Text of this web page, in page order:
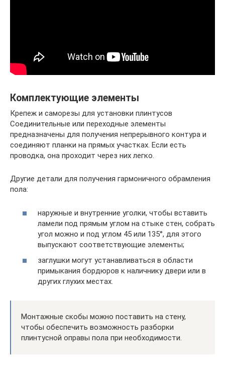
Комплектующие элементы
Крепеж и саморезы для установки плинтусов
Соединительные или переходные элементы
предназначены для получения непрерывного контура и
соединяют планки на прямых участках. Если есть
проводка, она проходит через них легко.
Другие детали для получения гармоничного обрамления
пола:
наружные и внутренние уголки, чтобы вставить
ламели под прямым углом на стыке стен, собрать
угол можно и под углом 45 или 135°, для этого
выпускают соответствующие элементы;
заглушки могут устанавливаться в области
примыкания бордюров к наличнику двери или в
других глухих местах.
Монтажные скобы можно поставить на стену,
чтобы обеспечить возможность разборки
плинтусной оправы пола при необходимости.